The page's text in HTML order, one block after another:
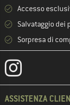
Accesso
Salvataggio
Sorpresa di
ASSISTENZA